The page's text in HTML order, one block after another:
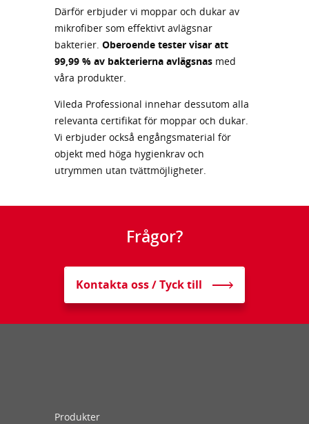
Därför erbjuder vi moppar och dukar av
mikrofiber som effektivt avlägsnar
bakterier. Oberoende tester visar att
99,99 % av bakterierna avlägsnas med
våra produkter.
Vileda Professional innehar dessutom alla
relevanta certifikat för moppar och dukar.
Vi erbjuder också engångsmaterial för
objekt med höga hygienkrav och
utrymmen utan tvättmöjligheter.
Frågor?
Kontakta oss / Tyck till
Produkter